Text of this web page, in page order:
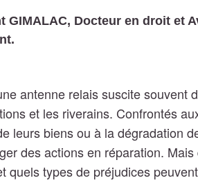
GIMALAC, Docteur en droit et
antenne relais suscite souvent
et les riverains. Confrontés
leurs biens ou à la dégradation
des actions en réparation.
quels types de préjudices